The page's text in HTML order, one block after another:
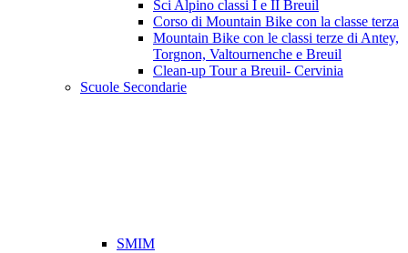
Sci Alpino classi I e II Breuil
Corso di Mountain Bike con la classe terza
Mountain Bike con le classi terze di Antey,
Torgnon, Valtournenche e Breuil
Clean-up Tour a Breuil- Cervinia
Scuole Secondarie
SMIM